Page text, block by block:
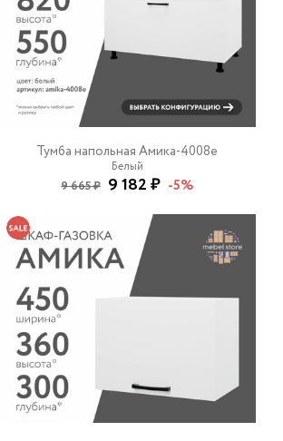
Тумба напольная Амика-4008e
Белый
9 665 ₽ 9 182 ₽ -5%